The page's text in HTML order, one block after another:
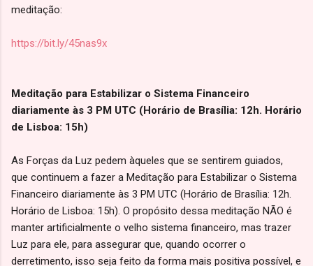
meditação:
https://bit.ly/45nas9x
Meditação para Estabilizar o Sistema Financeiro
diariamente às 3 PM UTC (Horário de Brasília: 12h. Horário
de Lisboa: 15h)
As Forças da Luz pedem àqueles que se sentirem guiados,
que continuem a fazer a Meditação para Estabilizar o Sistema
Financeiro diariamente às 3 PM UTC (Horário de Brasília: 12h.
Horário de Lisboa: 15h). O propósito dessa meditação NÃO é
manter artificialmente o velho sistema financeiro, mas trazer
Luz para ele, para assegurar que, quando ocorrer o
derretimento, isso seja feito da forma mais positiva possível, e